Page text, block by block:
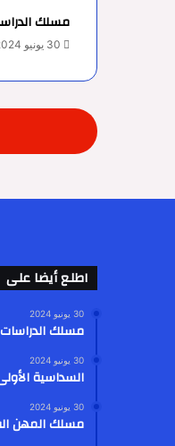
مسلك
30 يونيو 2024
اطلع أيضا على
30 يونيو 2024
مسلك الدراسات
30 يونيو 2024
السداسية
30 يونيو 2024
مسلك المهن